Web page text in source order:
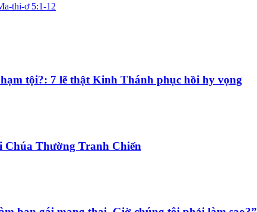
thi-ơ 5:1-12
tội?: 7 lẽ thật Kinh Thánh phục hồi hy vọng
Chúa Thường Tranh Chiến